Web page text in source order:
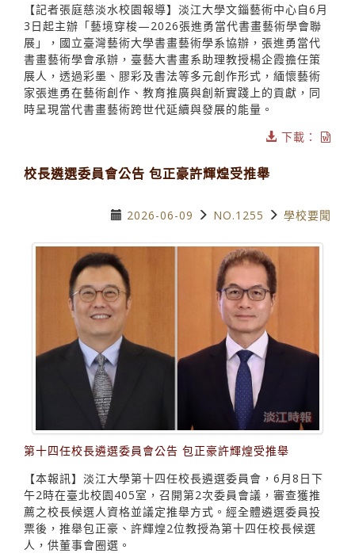
【記者張庭慈淡水校園報導】淡江大學文錙藝術中心自6月
3日起主辦「藝境穿梭—2026張進勇當代書畫藝術學會聯
展」，國立臺灣藝術大學書畫藝術學系協辦，張進勇當代
書畫藝術學會承辦，臺藝大書畫系助理教授楊企霞擔任策
展人，透過彩墨、膠彩及書法等多元創作形式，緬懷藝術
家張進勇在藝術創作、教育推廣與創新實踐上的貢獻，同
時呈現當代書畫藝術跨世代延續與發展的能量。
下載：
校長遴選委員會公告 包正豪許輝煌受推舉
2026-06-09 NO.1255 學校要聞
第十四任校長遴選委員會公告 包正豪許輝煌受推舉
【本報訊】淡江大學第十四任校長遴選委員會，6月8日下
午2時在臺北校園405室，召開第2次委員會議，審查獲推
薦之校長候選人資格並議定推舉方式。經全體遴選委員投
票後，推舉包正豪、許輝煌2位教授為第十四任校長候選
人，供董事會圈選。